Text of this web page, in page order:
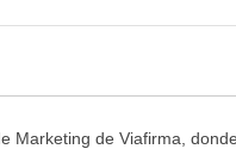
Marketing de Viafirma,